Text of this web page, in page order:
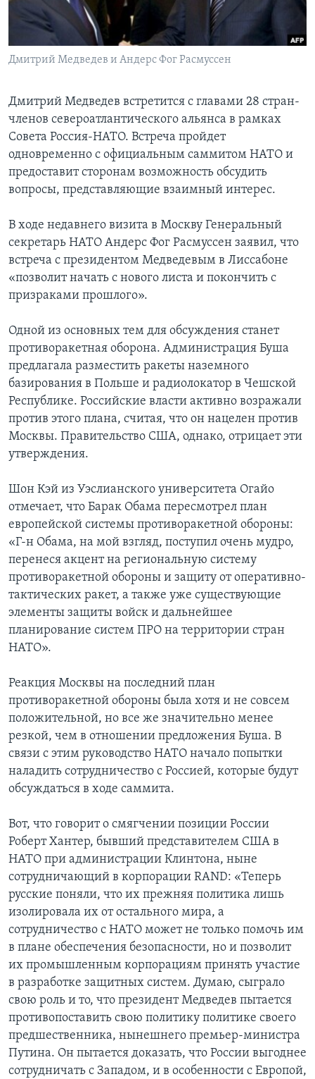
Learning English
СОЦИАЛЬНЫЕ СЕТИ
Языки
Дмитрий Медведев и Андерс Фог Расмуссен
Дмитрий Медведев встретится с главами 28 стран-
членов североатлантического альянса в рамках
Совета Россия-НАТО. Встреча пройдет
одновременно с официальным саммитом НАТО и
предоставит сторонам возможность обсудить
вопросы, представляющие взаимный интерес.
В ходе недавнего визита в Москву Генеральный
секретарь НАТО Андерс Фог Расмуссен заявил, что
встреча с президентом Медведевым в Лиссабоне
«позволит начать с нового листа и покончить с
призраками прошлого».
Одной из основных тем для обсуждения станет
противоракетная оборона. Администрация Буша
предлагала разместить ракеты наземного
базирования в Польше и радиолокатор в Чешской
Республике. Российские власти активно возражали
против этого плана, считая, что он нацелен против
Москвы. Правительство США, однако, отрицает эти
утверждения.
Шон Кэй из Уэслианского университета Огайо
отмечает, что Барак Обама пересмотрел план
европейской системы противоракетной обороны:
«Г-н Обама, на мой взгляд, поступил очень мудро,
перенеся акцент на региональную систему
противоракетной обороны и защиту от оперативно-
тактических ракет, а также уже существующие
элементы защиты войск и дальнейшее
планирование систем ПРО на территории стран
НАТО».
Реакция Москвы на последний план
противоракетной обороны была хотя и не совсем
положительной, но все же значительно менее
резкой, чем в отношении предложения Буша. В
связи с этим руководство НАТО начало попытки
наладить сотрудничество с Россией, которые будут
обсуждаться в ходе саммита.
Вот, что говорит о смягчении позиции России
Роберт Хантер, бывший представителем США в
НАТО при администрации Клинтона, ныне
сотрудничающий в корпорации RAND: «Теперь
русские поняли, что их прежняя политика лишь
изолировала их от остального мира, а
сотрудничество с НАТО может не только помочь им
в плане обеспечения безопасности, но и позволит
их промышленным корпорациям принять участие
в разработке защитных систем. Думаю, сыграло
свою роль и то, что президент Медведев пытается
противопоставить свою политику политике своего
предшественника, нынешнего премьер-министра
Путина. Он пытается доказать, что России выгоднее
сотрудничать с Западом, и в особенности с Европой,